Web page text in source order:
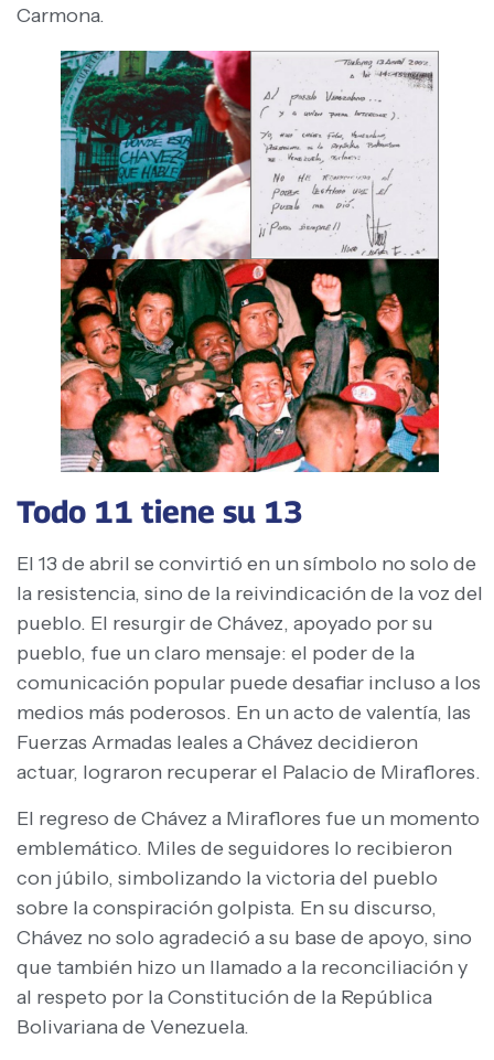
Carmona.
Todo 11 tiene su 13
El 13 de abril se convirtió en un símbolo no solo de
la resistencia, sino de la reivindicación de la voz del
pueblo. El resurgir de Chávez, apoyado por su
pueblo, fue un claro mensaje: el poder de la
comunicación popular puede desafiar incluso a los
medios más poderosos. En un acto de valentía, las
Fuerzas Armadas leales a Chávez decidieron
actuar, lograron recuperar el Palacio de Miraflores.
El regreso de Chávez a Miraflores fue un momento
emblemático. Miles de seguidores lo recibieron
con júbilo, simbolizando la victoria del pueblo
sobre la conspiración golpista. En su discurso,
Chávez no solo agradeció a su base de apoyo, sino
que también hizo un llamado a la reconciliación y
al respeto por la Constitución de la República
Bolivariana de Venezuela.